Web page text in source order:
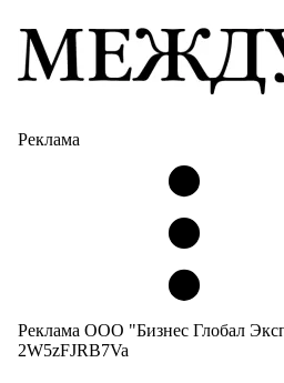
Реклама
Реклама ООО "Бизнес Глобал
2W5zFJRB7Va